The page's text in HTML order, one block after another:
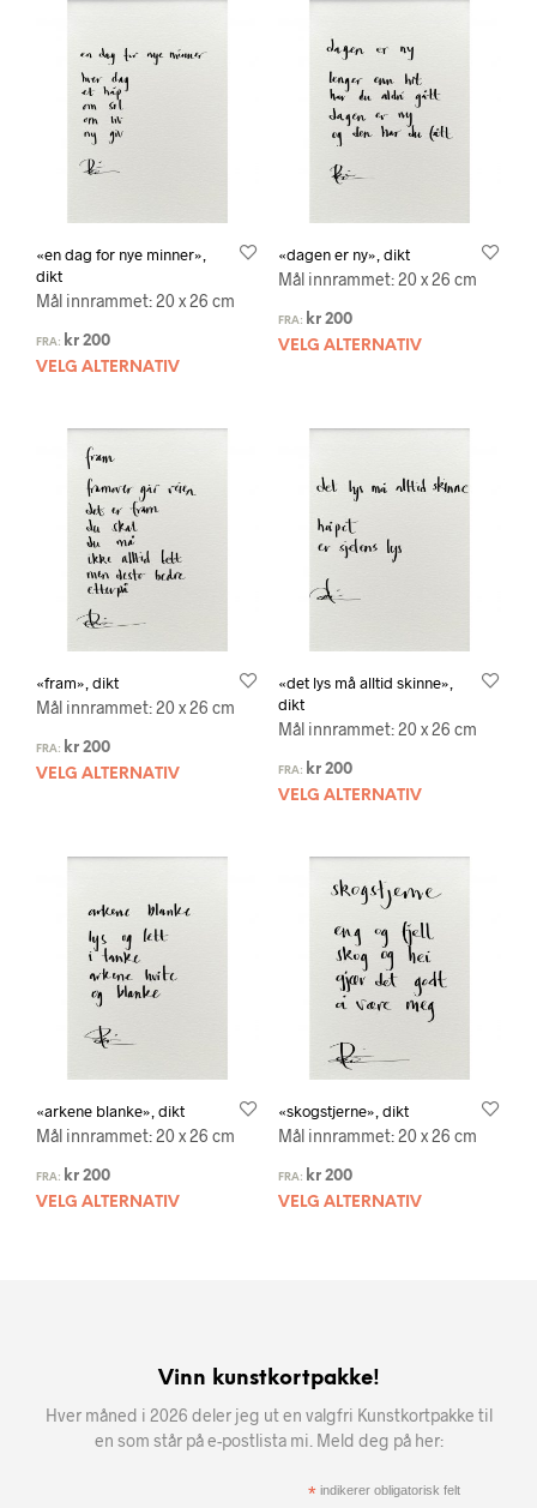
«en dag for nye minner»,
dikt
Mål innrammet: 20 x 26 cm
FRA: kr 200
VELG ALTERNATIV
«dagen er ny», dikt
Mål innrammet: 20 x 26 cm
FRA: kr200
VELG ALTERNATIV
«fram», dikt
Mål innrammet: 20 x 26 cm
FRA: kr 200
VELG ALTERNATIV
«det lys må alltid skinne»,
dikt
Mål innrammet: 20 x 26 cm
FRA: kr200
VELG ALTERNATIV
«arkene blanke», dikt
Mål innrammet: 20 x 26 cm
FRA: kr 200
VELG ALTERNATIV
«skogstjerne», dikt
Mål innrammet: 20 x 26 cm
FRA: kr200
VELG ALTERNATIV
Vinn kunstkortpakke!
Hver måned i 2026 deler jeg ut en valgfri Kunstkortpakke til
en som står på e-postlista mi. Meld deg på her:
* indikerer obligatorisk felt